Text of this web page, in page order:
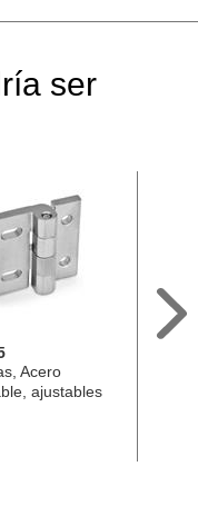
ser
Acero
ajustables